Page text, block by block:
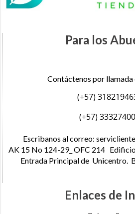
Para los
Contáctenos por
(+57)
(+57)
Escribanos al correo:
AK 15 No 124-29_ OFC 214
Entrada Principal de Unicentro.
Enlaces de